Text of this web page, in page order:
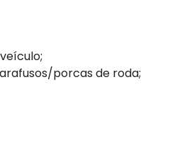
porcas de roda;